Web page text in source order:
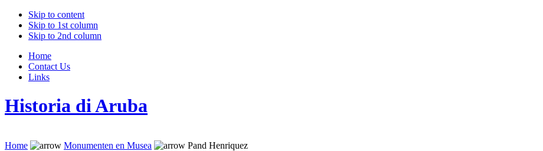
Skip to content
Skip to 1st column
Skip to 2nd column
Home
Contact Us
Links
Historia di Aruba
Home Monumenten en Musea
Pand Henriquez